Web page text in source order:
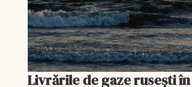
Livrările de gaze ruseşti